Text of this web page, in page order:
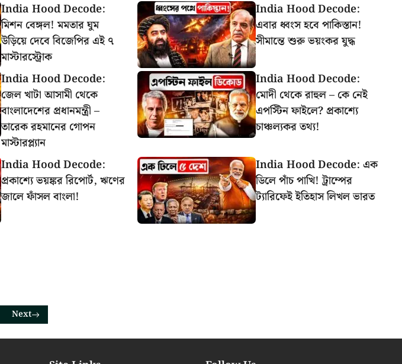
India Hood Decode:
মিশন বেঙ্গল! মমতার ঘুম
উড়িয়ে দেবে বিজেপির এই ৭
মাস্টারস্ট্রোক
India Hood Decode:
এবার ধ্বংস হবে পাকিস্তান!
সীমান্তে শুরু ভয়ংকর যুদ্ধ
India Hood Decode:
জেল খাটা আসামী থেকে
বাংলাদেশের প্রধানমন্ত্রী –
তারেক রহমানের গোপন
মাস্টারপ্ল্যান
India Hood Decode:
মোদী থেকে রাহুল – কে নেই
এপস্টিন ফাইলে? প্রকাশ্যে
চাঞ্চল্যকর তথ্য!
India Hood Decode:
প্রকাশ্যে ভয়ঙ্কর রিপোর্ট, ঋণের
জালে ফাঁসল বাংলা!
India Hood Decode: এক
ডিলে পাঁচ পাখি! ট্রাম্পের
ট্যারিফেই ইতিহাস লিখল ভারত
Next